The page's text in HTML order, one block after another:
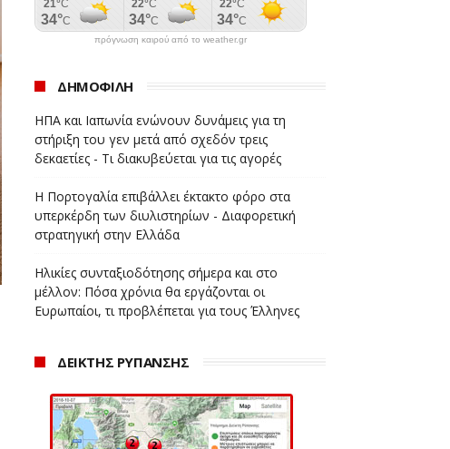
πρόγνωση καιρού από το weather.gr
ΔΗΜΟΦΙΛΗ
ΗΠΑ και Ιαπωνία ενώνουν δυνάμεις για τη
στήριξη του γεν μετά από σχεδόν τρεις
δεκαετίες - Τι διακυβεύεται για τις αγορές
Η Πορτογαλία επιβάλλει έκτακτο φόρο στα
υπερκέρδη των διυλιστηρίων - Διαφορετική
στρατηγική στην Ελλάδα
Ηλικίες συνταξιοδότησης σήμερα και στο
μέλλον: Πόσα χρόνια θα εργάζονται οι
Ευρωπαίοι, τι προβλέπεται για τους Έλληνες
ΔΕΙΚΤΗΣ ΡΥΠΑΝΣΗΣ